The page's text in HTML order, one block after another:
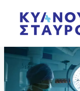
περιεχόμενο